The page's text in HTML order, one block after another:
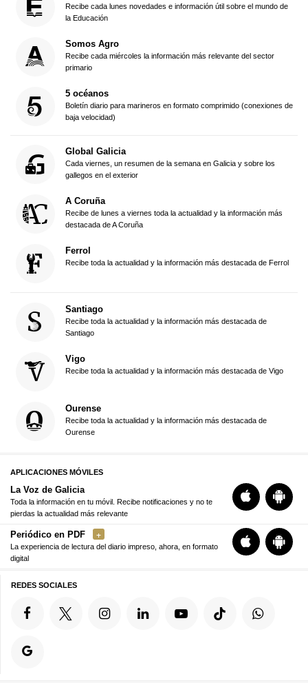
Recibe cada lunes novedades e información útil sobre el mundo de
la Educación
Somos Agro
Recibe cada miércoles la información más relevante del sector
primario
5 océanos
Boletín diario para marineros en formato comprimido (conexiones de
baja velocidad)
Global Galicia
Cada viernes, un resumen de la semana en Galicia y sobre los
gallegos en el exterior
A Coruña
Recibe de lunes a viernes toda la actualidad y la información más
destacada de A Coruña
Ferrol
Recibe toda la actualidad y la información más destacada de Ferrol
Santiago
Recibe toda la actualidad y la información más destacada de
Santiago
Vigo
Recibe toda la actualidad y la información más destacada de Vigo
Ourense
Recibe toda la actualidad y la información más destacada de
Ourense
APLICACIONES MÓVILES
La Voz de Galicia
Toda la información en tu móvil. Recibe notificaciones y no te
pierdas la actualidad más relevante
Periódico en PDF
La experiencia de lectura del diario impreso, ahora, en formato
digital
REDES SOCIALES